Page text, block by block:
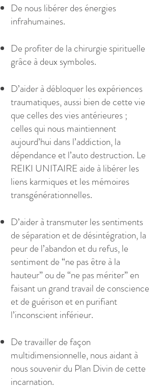
De nous libérer des énergies
infrahumaines.
De profiter de la chirurgie spirituelle
grâce à deux symboles.
D’aider à débloquer les expériences
traumatiques, aussi bien de cette vie
que celles des vies antérieures ;
celles qui nous maintiennent
aujourd’hui dans l’addiction, la
dépendance et l’auto destruction. Le
REIKI UNITAIRE aide à libérer les
liens karmiques et les mémoires
transgénérationnelles.
D’aider à transmuter les sentiments
de séparation et de désintégration, la
peur de l’abandon et du refus, le
sentiment de “ne pas être à la
hauteur” ou de “ne pas mériter” en
faisant un grand travail de conscience
et de guérison et en purifiant
l’inconscient inférieur.
De travailler de façon
multidimensionnelle, nous aidant à
nous souvenir du Plan Divin de cette
incarnation.